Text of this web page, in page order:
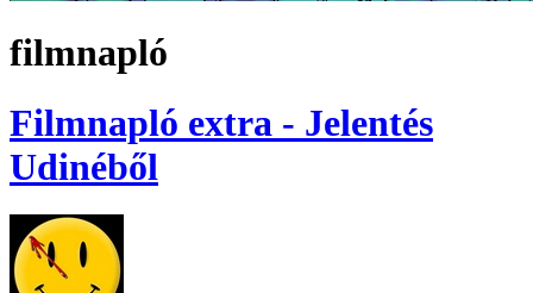
filmnapló
Filmnapló extra - Jelentés
Udinéből